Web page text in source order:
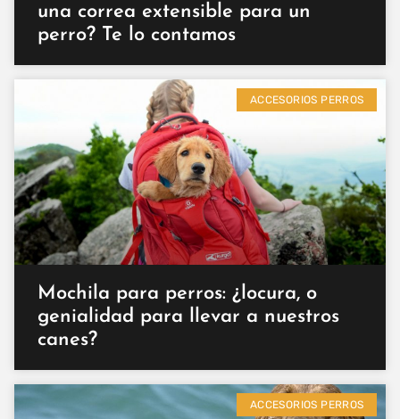
una correa extensible para un
perro? Te lo contamos
ACCESORIOS PERROS
Mochila para perros: ¿locura, o
genialidad para llevar a nuestros
canes?
ACCESORIOS PERROS